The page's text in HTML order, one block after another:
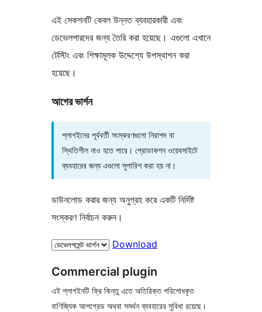
এই সেকশনটি কেবল উন্নত ব্যবহারকারী এবং
ডেভেলপারদের জন্য তৈরি করা হয়েছে। এগুলো এখানে
টেস্টিং এবং শিক্ষামূলক উদ্দেশ্যে উপস্থাপন করা
হয়েছে।
আগের ভার্শন
প্লাগইনের পূর্ববর্তী সংস্করণগুলো নিরাপদ বা
স্থিতিশীল নাও হতে পারে। প্রোডাকশন ওয়েবসাইটে
ব্যবহারের জন্য এগুলো সুপারিশ করা হয় না।
ডাউনলোড করার জন্য অনুগ্রহ করে একটি নির্দিষ্ট
সংস্করণ নির্বাচন করুন।
Download
Commercial plugin
এই প্লাগইনটি ফ্রি কিন্তু এতে অতিরিক্ত পরিশোধকৃত
বাণিজ্যিক আপগ্রেড অথবা সমর্থন ব্যবহারের সুবিধা রয়েছে।